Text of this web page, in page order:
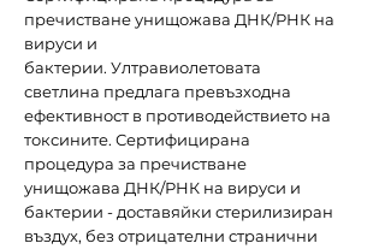
пречистване унищожава ДНК/РНК на
вируси и
бактерии. Ултравиолетовата
светлина предлага превъзходна
ефективност в противодействието на
токсините. Сертифицирана
процедура за пречистване
унищожава ДНК/РНК на вируси и
бактерии - доставяйки стерилизиран
въздух, без отрицателни странични